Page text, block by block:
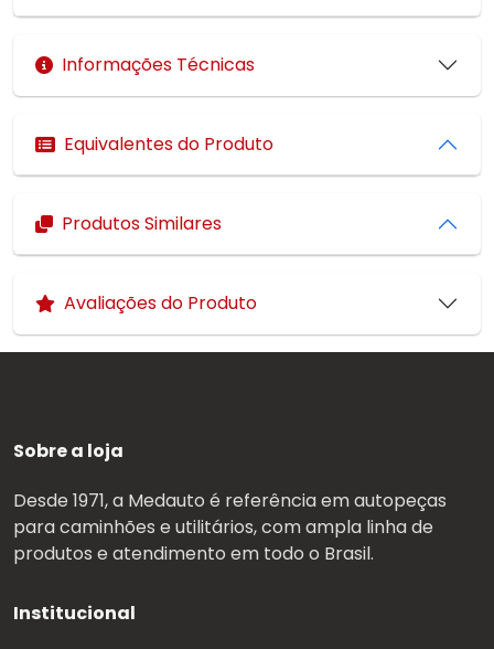
Informações Técnicas
Equivalentes do Produto
Produtos Similares
Avaliações do Produto
Sobre a loja
Desde 1971, a Medauto é referência em autopeças
para caminhões e utilitários, com ampla linha de
produtos e atendimento em todo o Brasil.
Institucional